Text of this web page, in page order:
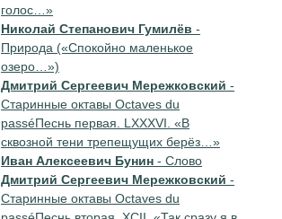
голос…»
Николай Степанович Гумилёв -
Природа («Спокойно маленькое
озеро…»)
Дмитрий Сергеевич Мережковский -
Старинные октавы Octaves du
passéПеснь первая. LXXXVI. «В
сквозной тени трепещущих берёз…»
Иван Алексеевич Бунин - Слово
Дмитрий Сергеевич Мережковский -
Старинные октавы Octaves du